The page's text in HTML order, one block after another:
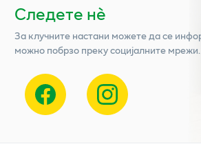
Следете нѐ
За клучните настани можете да се
можно побрзо преку социјалните мрежи.